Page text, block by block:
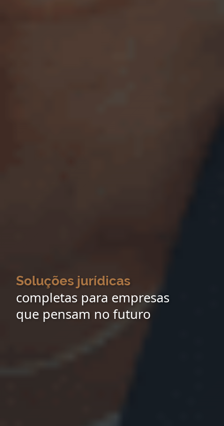
Soluções jurídicas
completas para empresas
que pensam no futuro